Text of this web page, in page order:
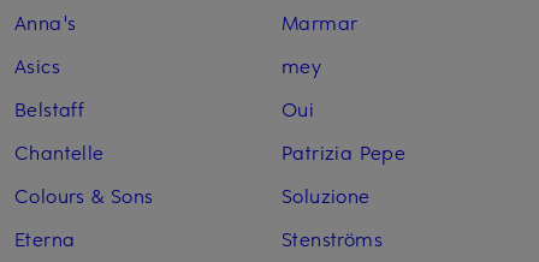
Anna's
Asics
Belstaff
Chantelle
Colours & Sons
Eterna
Marmar
mey
Oui
Patrizia Pepe
Soluzione
Stenströms